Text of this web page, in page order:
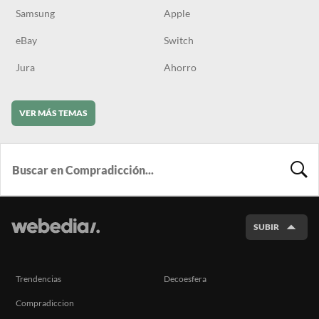
Samsung Apple
eBay Switch
Jura Ahorro
VER MÁS TEMAS
SUBIR
Trendencias Decoesfera
Compradiccion